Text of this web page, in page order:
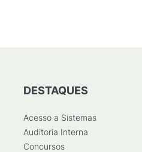
DESTAQUES
Acesso a Sistemas
Auditoria Interna
Concursos